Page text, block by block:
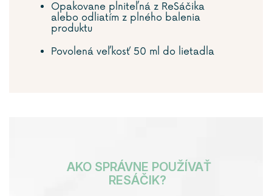
Opakovane plniteľná z ReSáčika
alebo odliatím z plného balenia
produktu
Povolená veľkosť 50 ml do lietadla
AKO SPRÁVNE POUŽÍVAŤ
RESÁČIK?